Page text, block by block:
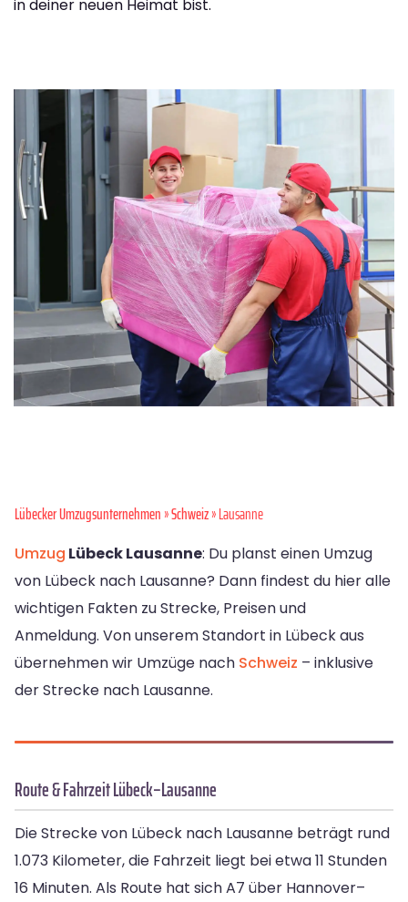
in deiner neuen Heimat bist.
Lübecker Umzugsunternehmen»Schweiz» Lausanne
Umzug Lübeck Lausanne: Du planst einen Umzug
von Lübeck nach Lausanne? Dann findest du hier alle
wichtigen Fakten zu Strecke, Preisen und
Anmeldung. Von unserem Standort in Lübeck aus
übernehmen wir Umzüge nach Schweiz – inklusive
der Strecke nach Lausanne.
Route & Fahrzeit Lübeck–Lausanne
Die Strecke von Lübeck nach Lausanne beträgt rund
1.073 Kilometer, die Fahrzeit liegt bei etwa 11 Stunden
16 Minuten. Als Route hat sich A7 über Hannover–